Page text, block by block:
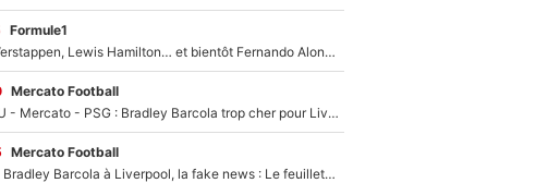
Formule1
Max Verstappen, Lewis Hamilton… et bientôt Fernando Alonso ? Le classement des pilotes les mieux payés en Formule 1 risque de changer !
Mercato Football
EXCLU - Mercato - PSG : Bradley Barcola trop cher pour Liverpool
Mercato Football
PSG - Bradley Barcola à Liverpool, la fake news : Le feuilleton continue !